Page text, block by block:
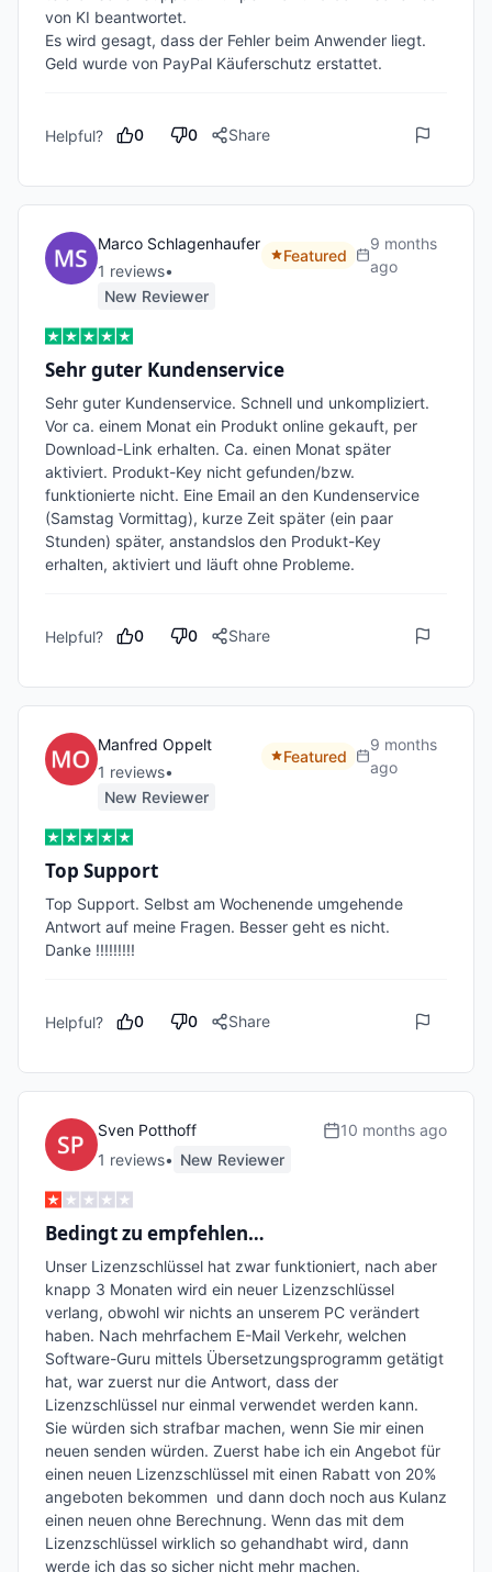
von KI beantwortet.
Es wird gesagt, dass der Fehler beim Anwender liegt.
Geld wurde von PayPal Käuferschutz erstattet.
Helpful? 0 0 Share
Marco Schlagenhaufer
1 reviews•
New Reviewer
Featured
9 months
ago
Sehr guter Kundenservice
Sehr guter Kundenservice. Schnell und unkompliziert.
Vor ca. einem Monat ein Produkt online gekauft, per
Download-Link erhalten. Ca. einen Monat später
aktiviert. Produkt-Key nicht gefunden/bzw.
funktionierte nicht. Eine Email an den Kundenservice
(Samstag Vormittag), kurze Zeit später (ein paar
Stunden) später, anstandslos den Produkt-Key
erhalten, aktiviert und läuft ohne Probleme.
Helpful? 0 0 Share
Manfred Oppelt
1 reviews•
New Reviewer
Featured
9 months
ago
Top Support
Top Support. Selbst am Wochenende umgehende
Antwort auf meine Fragen. Besser geht es nicht.
Danke !!!!!!!!!
Helpful? 0 0 Share
Sven Potthoff
1 reviews• New Reviewer
10 months ago
Bedingt zu empfehlen…
Unser Lizenzschlüssel hat zwar funktioniert, nach aber
knapp 3 Monaten wird ein neuer Lizenzschlüssel
verlang, obwohl wir nichts an unserem PC verändert
haben. Nach mehrfachem E-Mail Verkehr, welchen
Software-Guru mittels Übersetzungsprogramm getätigt
hat, war zuerst nur die Antwort, dass der
Lizenzschlüssel nur einmal verwendet werden kann.
Sie würden sich strafbar machen, wenn Sie mir einen
neuen senden würden. Zuerst habe ich ein Angebot für
einen neuen Lizenzschlüssel mit einen Rabatt von 20%
angeboten bekommen  und dann doch noch aus Kulanz
einen neuen ohne Berechnung. Wenn das mit dem
Lizenzschlüssel wirklich so gehandhabt wird, dann